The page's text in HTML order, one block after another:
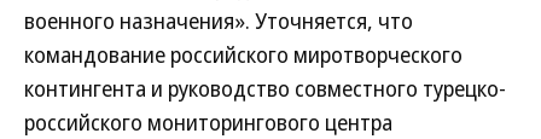
военного назначения». Уточняется, что
командование российского миротворческого
контингента и руководство совместного турецко-
российского мониторингового центра